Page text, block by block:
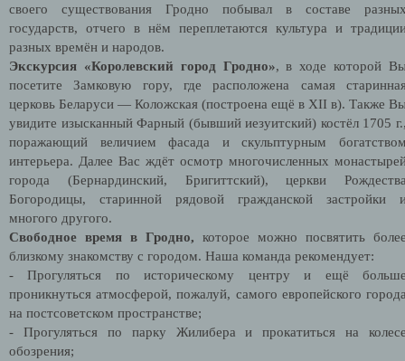
своего существования Гродно побывал в составе
государств, отчего в нём переплетаются культура и
разных времён и народов.
Экскурсия «Королевский город Гродно», в ходе которой
посетите Замковую гору, где расположена самая
церковь Беларуси — Коложская (построена ещё в XII в). Также
увидите изысканный Фарный (бывший иезуитский) костёл 1705
поражающий величием фасада и скульптурным
интерьера. Далее Вас ждёт осмотр многочисленных
города (Бернардинский, Бригиттский), церкви
Богородицы, старинной рядовой гражданской застройки
многого другого.
Свободное время в Гродно, которое можно посвятить
близкому знакомству с городом. Наша команда рекомендует:
- Прогуляться по историческому центру и ещё
проникнуться атмосферой, пожалуй, самого европейского
на постсоветском пространстве;
- Прогуляться по парку Жилибера и прокатиться на
обозрения;